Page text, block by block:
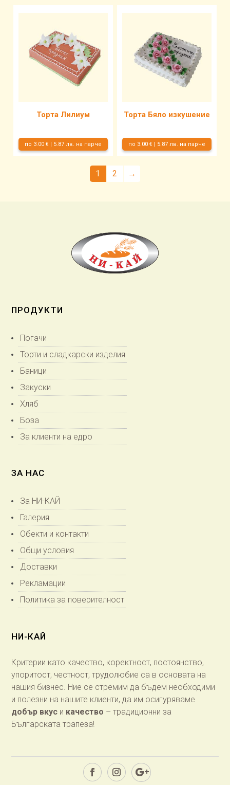
Торта Лилиум
по 3.00 € | 5.87 лв. на парче
Торта Бяло изкушение
по 3.00 € | 5.87 лв. на парче
1 2 →
ПРОДУКТИ
Погачи
Торти и сладкарски изделия
Баници
Закуски
Хляб
Боза
За клиенти на едро
ЗА НАС
За НИ-КАЙ
Галерия
Обекти и контакти
Общи условия
Доставки
Рекламации
Политика за поверителност
НИ-КАЙ
Критерии като качество, коректност, постоянство,
упоритост, честност, трудолюбие са в основата на
нашия бизнес. Ние се стремим да бъдем необходими
и полезни на нашите клиенти, да им осигуряваме
добър вкус и качество – традиционни за
Българската трапеза!